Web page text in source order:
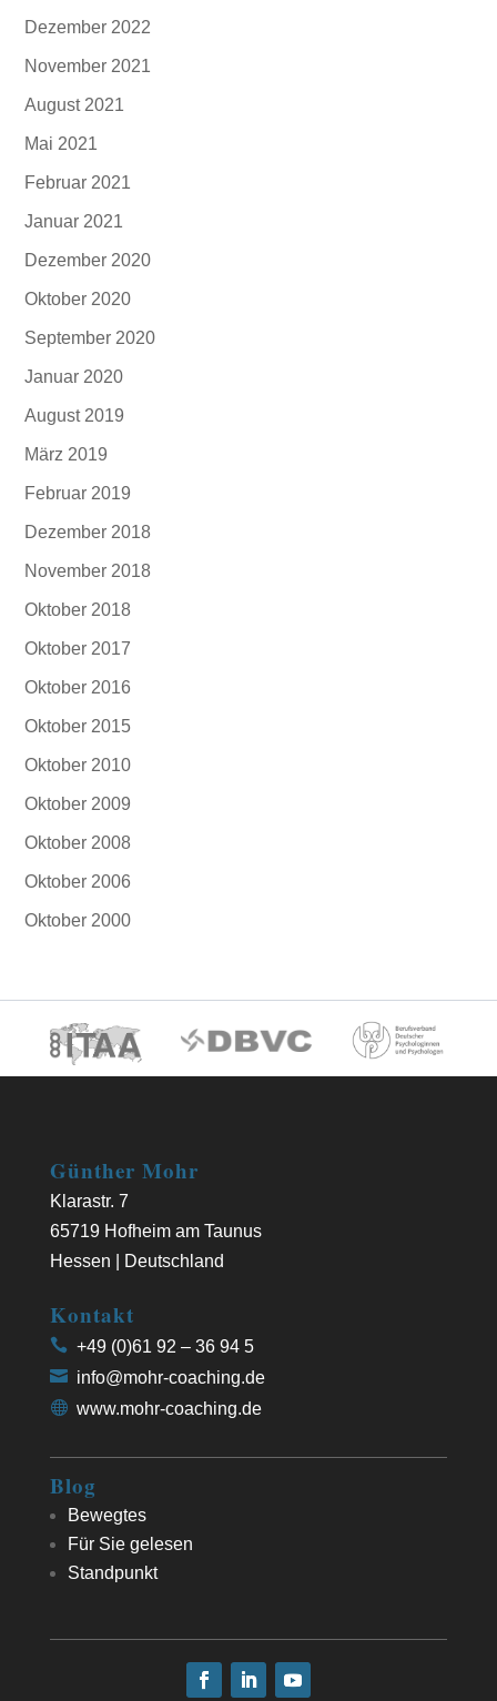
Dezember 2022
November 2021
August 2021
Mai 2021
Februar 2021
Januar 2021
Dezember 2020
Oktober 2020
September 2020
Januar 2020
August 2019
März 2019
Februar 2019
Dezember 2018
November 2018
Oktober 2018
Oktober 2017
Oktober 2016
Oktober 2015
Oktober 2010
Oktober 2009
Oktober 2008
Oktober 2006
Oktober 2000
Günther Mohr
Klarastr. 7
65719 Hofheim am Taunus
Hessen | Deutschland
Kontakt
+49 (0)61 92 – 36 94 5
info@mohr-coaching.de
www.mohr-coaching.de
Blog
Bewegtes
Für Sie gelesen
Standpunkt